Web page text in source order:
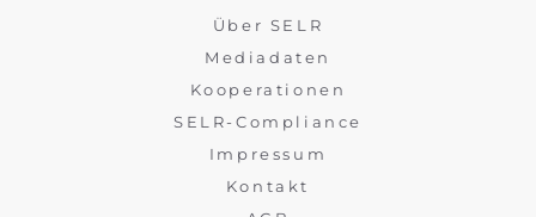
Über SELR
Mediadaten
Kooperationen
SELR-Compliance
Impressum
Kontakt